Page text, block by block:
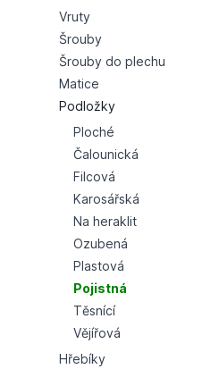
Vruty
Šrouby
Šrouby do plechu
Matice
Podložky
Ploché
Čalounická
Filcová
Karosářská
Na heraklit
Ozubená
Plastová
Pojistná
Těsnící
Vějířová
Hřebíky